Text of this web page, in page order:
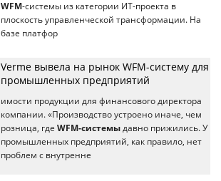
WFM-системы из категории ИT-проекта в
плоскость управленческой трансформации. На
базе платфор
Verme вывела на рынок WFM-систему для
промышленных предприятий
имости продукции для финансового директора
компании. «Производство устроено иначе, чем
розница, где WFM-системы давно прижились. У
промышленных предприятий, как правило, нет
проблем с внутренне